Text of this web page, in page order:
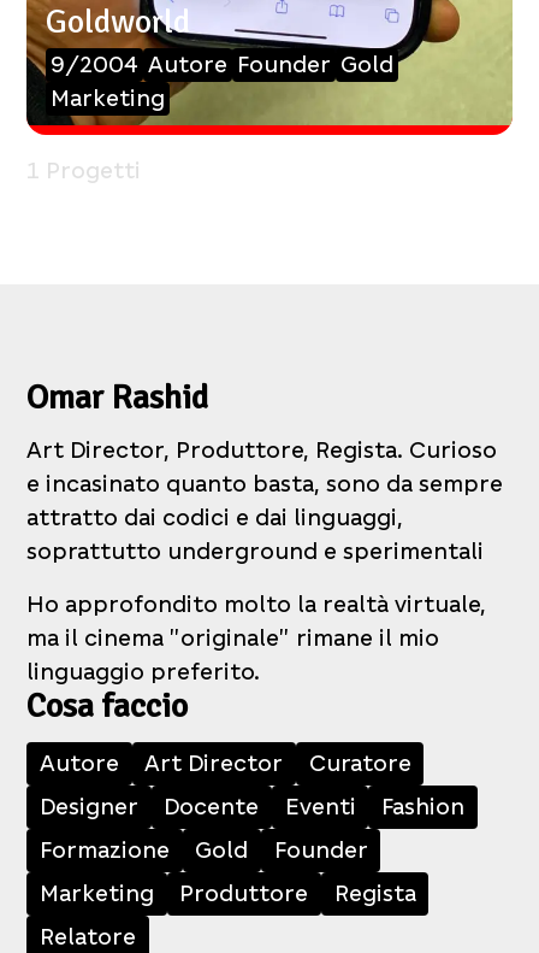
Goldworld
9/2004 Autore Founder Gold
Marketing
1 Progetti
Omar Rashid
Art Director, Produttore, Regista. Curioso
e incasinato quanto basta, sono da sempre
attratto dai codici e dai linguaggi,
soprattutto underground e sperimentali
Ho approfondito molto la realtà virtuale,
ma il cinema "originale" rimane il mio
linguaggio preferito.
Cosa faccio
Autore Art Director
Curatore
Designer
Docente Eventi
Fashion
Formazione
Gold
Founder
Marketing
Produttore
Regista
Relatore